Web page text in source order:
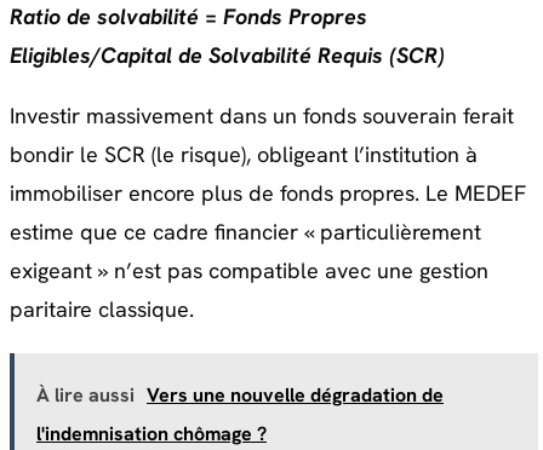
Ratio de solvabilité = Fonds Propres
Eligibles/Capital de Solvabilité Requis (SCR)
Investir massivement dans un fonds souverain ferait
bondir le SCR (le risque), obligeant l’institution à
immobiliser encore plus de fonds propres. Le MEDEF
estime que ce cadre financier « particulièrement
exigeant » n’est pas compatible avec une gestion
paritaire classique.
À lire aussi Vers une nouvelle dégradation de
l'indemnisation chômage ?